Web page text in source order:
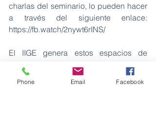
charlas del seminario, lo pueden hacer
a través del siguiente enlace:
https://fb.watch/2nywt6rINS/
El IIGE genera estos espacios de
de la investigación e innovación en la
temática energética.
Phone Email Facebook